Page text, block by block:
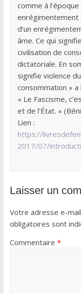
comme à
enrégimentement
d’un
âme. Ce qui
civilisation de
dictatoriale. En
signifie violence
consommation »
« Le Fascisme,
et de l’État. »
Lien :
https://
2017/07/
Laisser un
Votre adresse e-
obligatoires sont
Commentaire *